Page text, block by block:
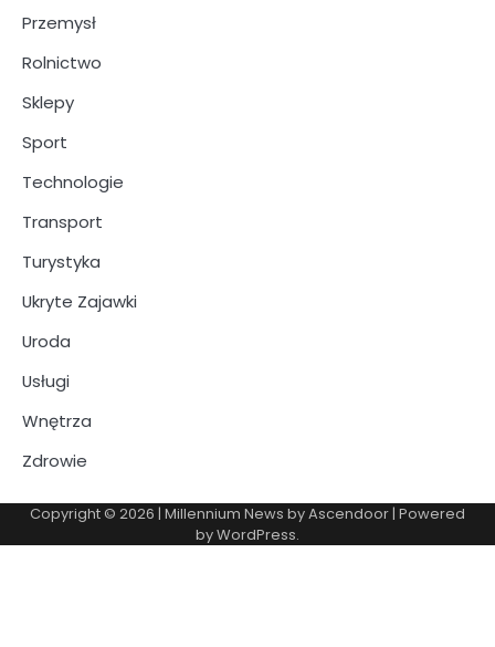
Przemysł
Rolnictwo
Sklepy
Sport
Technologie
Transport
Turystyka
Ukryte Zajawki
Uroda
Usługi
Wnętrza
Zdrowie
Copyright © 2026 | Millennium News byAscendoor | Powered
byWordPress.